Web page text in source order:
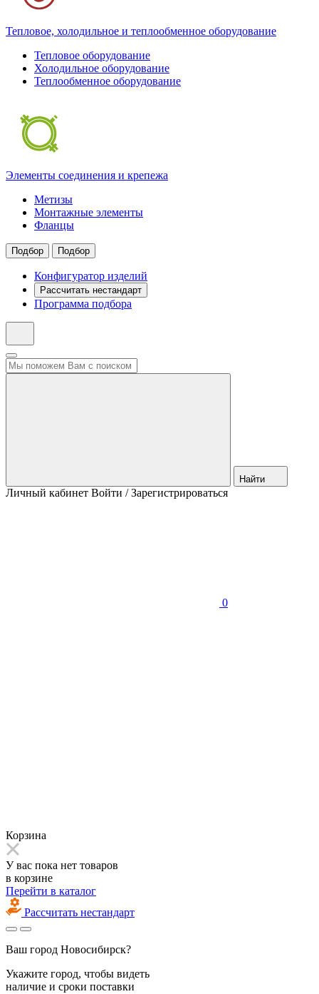
Тепловое, холодильное и теплообменное оборудование
Тепловое оборудование
Холодильное оборудование
Теплообменное оборудование
Элементы соединения и крепежа
Метизы
Монтажные элементы
Фланцы
Подбор Подбор
Конфигуратор изделий
Рассчитать нестандарт
Программа подбора
Найти
Личный кабинет Войти / Зарегистрироваться
0
Корзина
У вас пока нет товаров
в корзине
Перейти в каталог
Рассчитать нестандарт
Ваш город Новосибирск?
Укажите город, чтобы видеть
наличие и сроки поставки